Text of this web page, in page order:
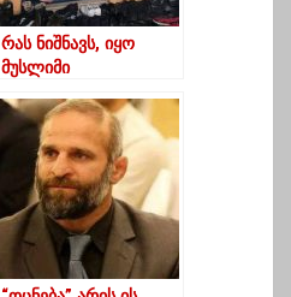
რას ნიშნავს, იყო
მუსლიმი